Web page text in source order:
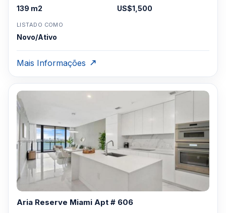
139 m2 US$1,500
LISTADO COMO
Novo/Ativo
Mais Informações
Aria Reserve Miami Apt # 606